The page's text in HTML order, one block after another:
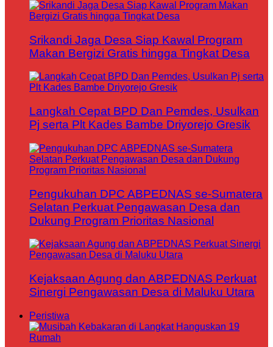
Srikandi Jaga Desa Siap Kawal Program
Makan Bergizi Gratis hingga Tingkat Desa
Langkah Cepat BPD Dan Pemdes, Usulkan
Pj serta Plt Kades Bambe Driyorejo Gresik
Pengukuhan DPC ABPEDNAS se-Sumatera
Selatan Perkuat Pengawasan Desa dan
Dukung Program Prioritas Nasional
Kejaksaan Agung dan ABPEDNAS Perkuat
Sinergi Pengawasan Desa di Maluku Utara
Peristiwa